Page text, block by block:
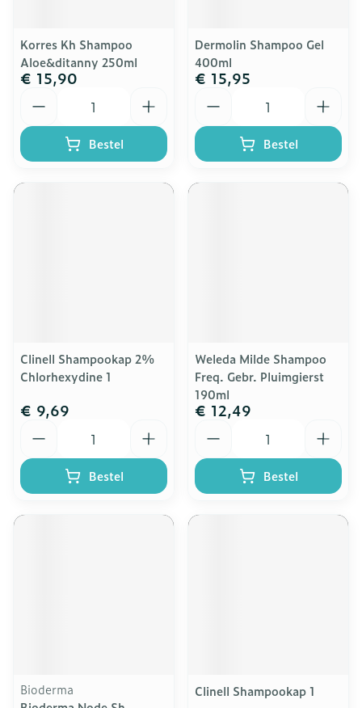
Korres Kh Shampoo
Aloe&ditanny 250ml
€ 15,90
Bestel
Dermolin Shampoo Gel
400ml
€ 15,95
Bestel
Clinell Shampookap 2%
Chlorhexydine 1
€ 9,69
Bestel
Weleda Milde Shampoo
Freq. Gebr. Pluimgierst
190ml
€ 12,49
Bestel
Bioderma
Clinell Shampookap 1